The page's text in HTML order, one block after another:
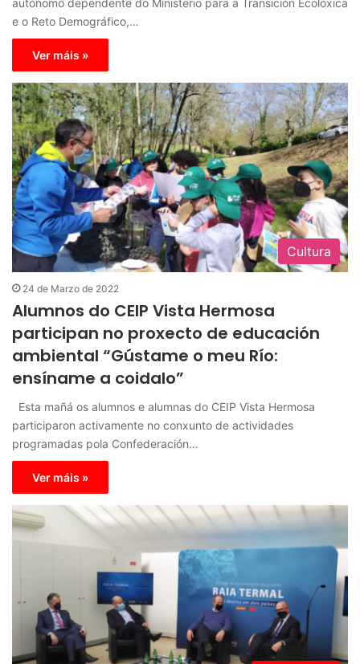
autónomo dependente do Ministerio para a Transición Ecolóxica
e o Reto Demográfico,…
Ver máis »
Cultura
24 de Marzo de 2022
Alumnos do CEIP Vista Hermosa
participan no proxecto de educación
ambiental “Gústame o meu Río:
ensíname a coidalo”
Esta mañá os alumnos e alumnas do CEIP Vista Hermosa
participaron activamente no conxunto de actividades
programadas pola Confederación…
Ver máis »